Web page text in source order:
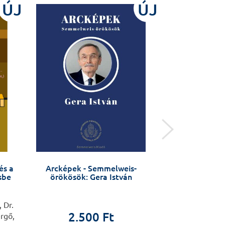
ÚJ
a
Dr.
ÚJ
Arcképek - Semmelweis-
örökösök: Gera István
2.500 Ft